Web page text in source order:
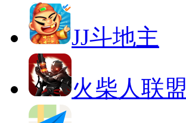
JJ斗地主
火柴人联盟